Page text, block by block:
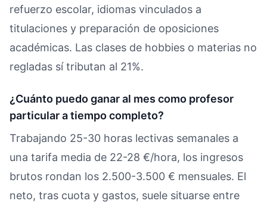
refuerzo escolar, idiomas vinculados a
titulaciones y preparación de oposiciones
académicas. Las clases de hobbies o materias no
regladas sí tributan al 21%.
¿Cuánto puedo ganar al mes como profesor
particular a tiempo completo?
Trabajando 25-30 horas lectivas semanales a
una tarifa media de 22-28 €/hora, los ingresos
brutos rondan los 2.500-3.500 € mensuales. El
neto, tras cuota y gastos, suele situarse entre